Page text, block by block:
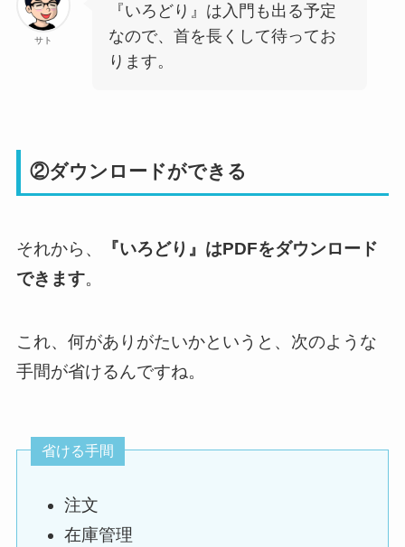
サト
『いろどり』は入門も出る予定
なので、首を長くして待ってお
ります。
②ダウンロードができる
それから、
『いろどり』はPDFをダウンロード
できます。
これ、何がありがたいかというと、次のような
手間が省けるんですね。
省ける手間
注文
在庫管理